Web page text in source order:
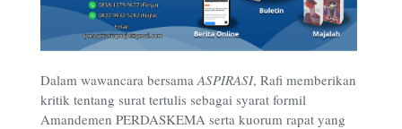
Dalam wawancara bersamaASPIRASI, Rafi memberikan
kritik tentang surat tertulis sebagai syarat formil
Amandemen PERDASKEMA serta kuorum rapat yang